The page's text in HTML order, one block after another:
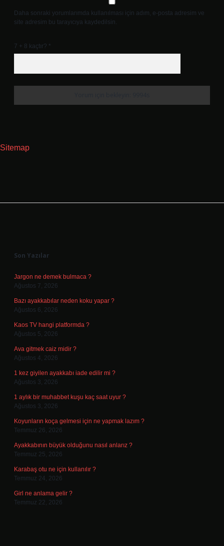
Daha sonraki yorumlarımda kullanılması için adım, e-posta adresim ve
site adresim bu tarayıcıya kaydedilsin.
7 + 8 kaçtır? *
Sitemap
Son Yazılar
Jargon ne demek bulmaca ?
Ağustos 7, 2026
Bazı ayakkabılar neden koku yapar ?
Ağustos 6, 2026
Kaos TV hangi platformda ?
Ağustos 5, 2026
Ava gitmek caiz midir ?
Ağustos 4, 2026
1 kez giyilen ayakkabı iade edilir mi ?
Ağustos 3, 2026
1 aylık bir muhabbet kuşu kaç saat uyur ?
Ağustos 3, 2026
Koyunların koça gelmesi için ne yapmak lazım ?
Temmuz 26, 2026
Ayakkabının büyük olduğunu nasıl anlarız ?
Temmuz 25, 2026
Karabaş otu ne için kullanılır ?
Temmuz 24, 2026
Girl ne anlama gelir ?
Temmuz 22, 2026